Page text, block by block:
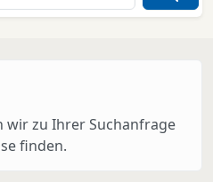
Eingabe
wir zu Ihrer Suchanfrage
finden.